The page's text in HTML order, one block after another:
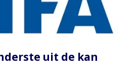
uit de kan